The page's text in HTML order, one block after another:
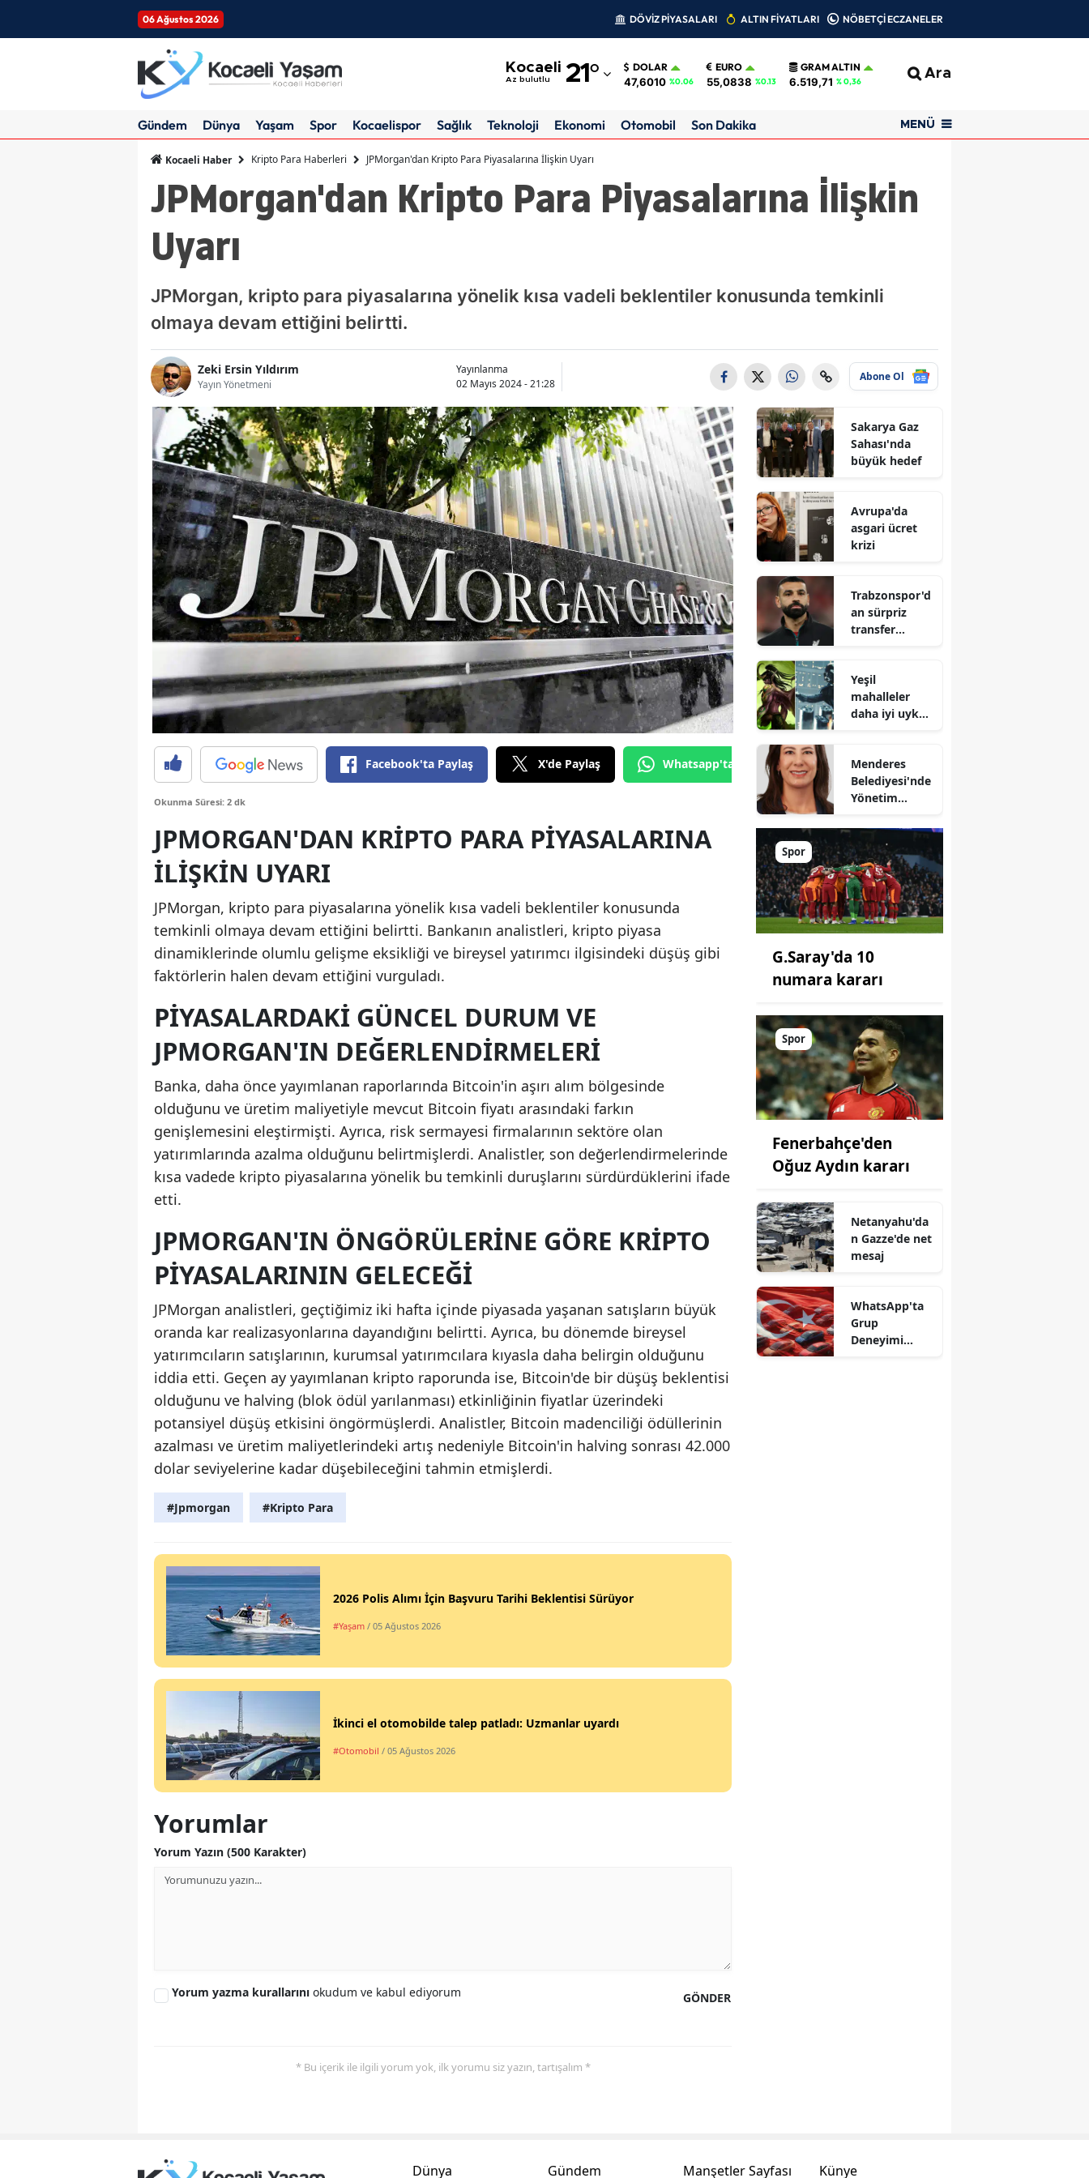
06 Ağustos 2026 DÖVİZ PİYASALARI ALTIN FİYATLARI NÖBETÇİ ECZANELER
Kocaeli
Az bulutlu 21°
Adıyaman
Amasya
Ankara
Balıkesir
Bilecik
Bingöl
Bitlis
Bolu
Burdur
Bursa
Çanakkale
Çankırı
Çorum
Denizli
Diyarbakır
Edirne
Elazığ
Erzurum
Gaziantep
Giresun
Hakkari
Hatay
Mersin
İstanbul
İzmir
Kastamonu
Kırklareli
Kırşehir
Kocaeli
Konya
Kütahya
Malatya
Nevşehir
Tunceli
DOLAR
47,6010 %0.06
EURO
55,0838 %0.13
GRAM ALTIN
6.519,71 % 0,36 Ara
Gündem Dünya Yaşam Spor Kocaelispor Sağlık Teknoloji Ekonomi Otomobil Son Dakika MENÜ
Kocaeli Haber Kripto Para Haberleri JPMorgan'dan Kripto Para Piyasalarına İlişkin Uyarı
JPMorgan'dan Kripto Para Piyasalarına İlişkin
Uyarı
JPMorgan, kripto para piyasalarına yönelik kısa vadeli beklentiler konusunda temkinli
olmaya devam ettiğini belirtti.
Zeki Ersin Yıldırım
Yayın Yönetmeni
Yayınlanma
02 Mayıs 2024 - 21:28
Abone Ol
Facebook'ta Paylaş X'de Paylaş Whatsapp'tan Gönder
Okunma Süresi: 2 dk
JPMORGAN'DAN KRIPTO PARA PIYASALARINA
İLIŞKIN UYARI
JPMorgan, kripto para piyasalarına yönelik kısa vadeli beklentiler konusunda
temkinli olmaya devam ettiğini belirtti. Bankanın analistleri, kripto piyasa
dinamiklerinde olumlu gelişme eksikliği ve bireysel yatırımcı ilgisindeki düşüş gibi
faktörlerin halen devam ettiğini vurguladı.
PIYASALARDAKI GÜNCEL DURUM VE
JPMORGAN'IN DEĞERLENDIRMELERI
Banka, daha önce yayımlanan raporlarında Bitcoin'in aşırı alım bölgesinde
olduğunu ve üretim maliyetiyle mevcut Bitcoin fiyatı arasındaki farkın
genişlemesini eleştirmişti. Ayrıca, risk sermayesi firmalarının sektöre olan
yatırımlarında azalma olduğunu belirtmişlerdi. Analistler, son değerlendirmelerinde
kısa vadede kripto piyasalarına yönelik bu temkinli duruşlarını sürdürdüklerini ifade
etti.
JPMORGAN'IN ÖNGÖRÜLERINE GÖRE KRIPTO
PIYASALARININ GELECEĞI
JPMorgan analistleri, geçtiğimiz iki hafta içinde piyasada yaşanan satışların büyük
oranda kar realizasyonlarına dayandığını belirtti. Ayrıca, bu dönemde bireysel
yatırımcıların satışlarının, kurumsal yatırımcılara kıyasla daha belirgin olduğunu
iddia etti. Geçen ay yayımlanan kripto raporunda ise, Bitcoin'de bir düşüş beklentisi
olduğunu ve halving (blok ödül yarılanması) etkinliğinin fiyatlar üzerindeki
potansiyel düşüş etkisini öngörmüşlerdi. Analistler, Bitcoin madenciliği ödüllerinin
azalması ve üretim maliyetlerindeki artış nedeniyle Bitcoin'in halving sonrası 42.000
dolar seviyelerine kadar düşebileceğini tahmin etmişlerdi.
#Jpmorgan #Kripto Para
2026 Polis Alımı İçin Başvuru Tarihi Beklentisi Sürüyor
#Yaşam / 05 Ağustos 2026
İkinci el otomobilde talep patladı: Uzmanlar uyardı
#Otomobil / 05 Ağustos 2026
Yorumlar
Yorum Yazın (500 Karakter)
GÖNDER
Yorum yazma kurallarını okudum ve kabul ediyorum
* Bu içerik ile ilgili yorum yok, ilk yorumu siz yazın, tartışalım *
Sakarya Gaz
Sahası'nda
büyük hedef
Avrupa'da
asgari ücret
krizi
Trabzonspor'd
an sürpriz
transfer
Yeşil
mahalleler
daha iyi uyku
Menderes
Belediyesi'nde
Yönetim
Spor
G.Saray'da 10
numara kararı
Spor
Fenerbahçe'den
Oğuz Aydın kararı
Netanyahu'da
n Gazze'de net
mesaj
WhatsApp'ta
Grup
Deneyimi
Dünya Gündem Manşetler Sayfası Künye